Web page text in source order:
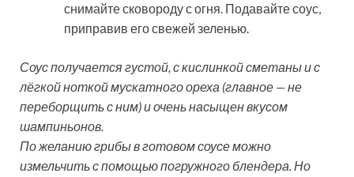
снимайте сковороду с огня. Подавайте соус,
приправив его свежей зеленью.
Соус получается густой, с кислинкой сметаны и с
лёгкой ноткой мускатного ореха (главное — не
переборщить с ним) и очень насыщен вкусом
шампиньонов.
По желанию грибы в готовом соусе можно
измельчить с помощью погружного блендера. Но